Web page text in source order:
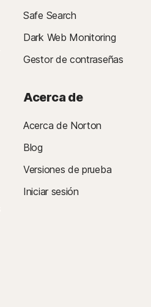
Safe Search
Dark Web Monitoring
Gestor de contraseñas
Acerca de
Acerca de Norton
Blog
Versiones de prueba
Iniciar sesión